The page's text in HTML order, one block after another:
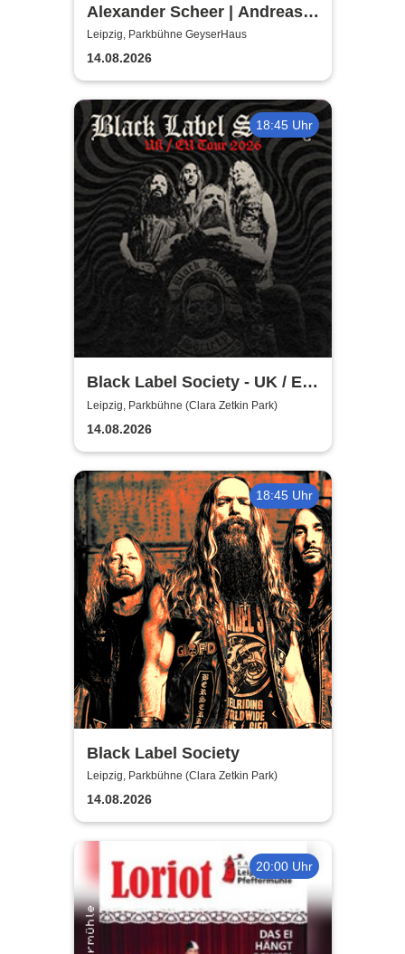
Alexander Scheer | Andreas
Dresen & Band spielen (nicht
nur) Gundermann
Leipzig, Parkbühne GeyserHaus
14.08.2026
18:45 Uhr
Black Label Society - UK / EU
TOUR 2026
Leipzig, Parkbühne (Clara Zetkin Park)
14.08.2026
18:45 Uhr
Black Label Society
Leipzig, Parkbühne (Clara Zetkin Park)
14.08.2026
20:00 Uhr